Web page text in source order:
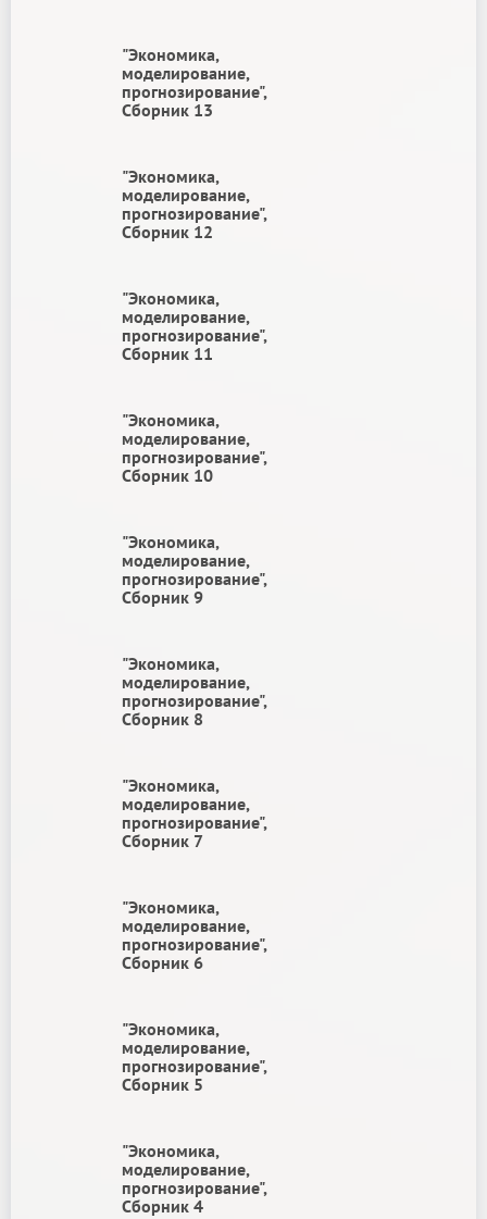
"Экономика,
моделирование,
прогнозирование",
Сборник 13
"Экономика,
моделирование,
прогнозирование",
Сборник 12
"Экономика,
моделирование,
прогнозирование",
Сборник 11
"Экономика,
моделирование,
прогнозирование",
Сборник 10
"Экономика,
моделирование,
прогнозирование",
Сборник 9
"Экономика,
моделирование,
прогнозирование",
Сборник 8
"Экономика,
моделирование,
прогнозирование",
Сборник 7
"Экономика,
моделирование,
прогнозирование",
Сборник 6
"Экономика,
моделирование,
прогнозирование",
Сборник 5
"Экономика,
моделирование,
прогнозирование",
Сборник 4